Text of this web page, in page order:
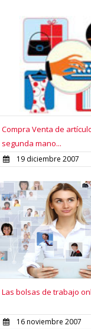
Compra Venta de
segunda mano...
19 diciembre 2007
Las bolsas de trabajo
16 noviembre 2007